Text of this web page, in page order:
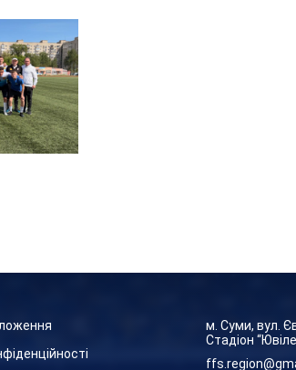
м. Суми, вул.
Стадіон